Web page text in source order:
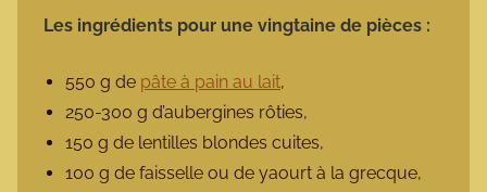
Les ingrédients pour une vingtaine de pièces :
550 g de pâte à pain au lait,
250-300 g d’aubergines rôties,
150 g de lentilles blondes cuites,
100 g de faisselle ou de yaourt à la grecque,